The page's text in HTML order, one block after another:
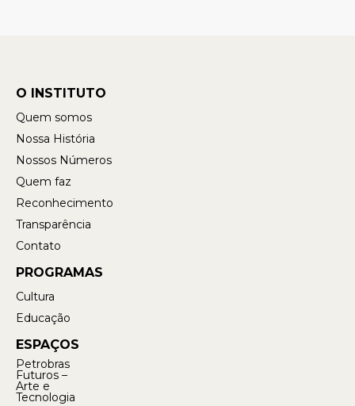
O INSTITUTO
Quem somos
Nossa História
Nossos Números
Quem faz
Reconhecimento
Transparência
Contato
PROGRAMAS
Cultura
Educação
ESPAÇOS
Petrobras
Futuros –
Arte e
Tecnologia